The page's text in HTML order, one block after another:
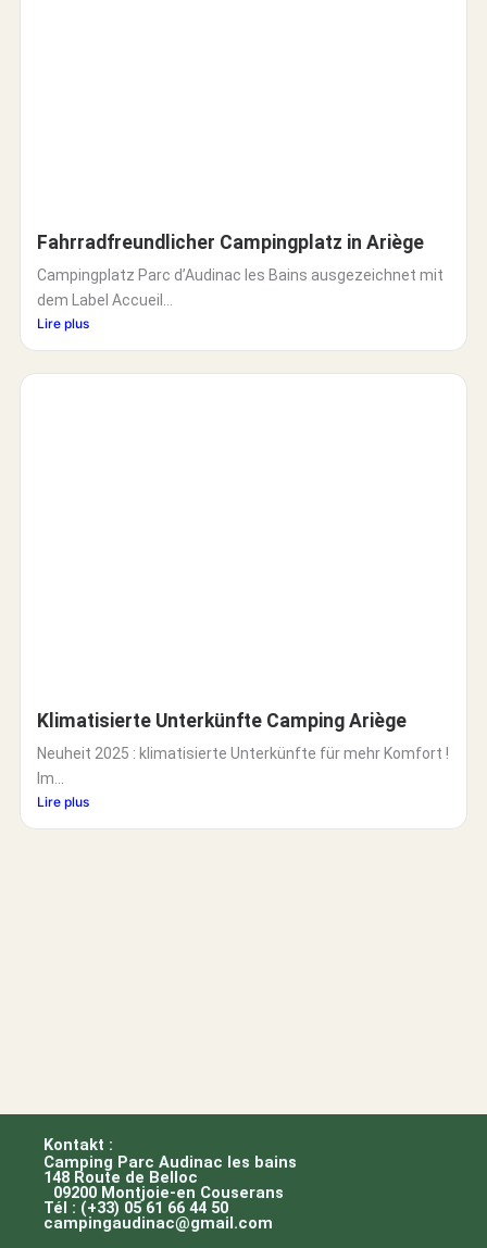
Fahrradfreundlicher Campingplatz in Ariège
Campingplatz Parc d’Audinac les Bains ausgezeichnet mit
dem Label Accueil...
Lire plus
Klimatisierte Unterkünfte Camping Ariège
Neuheit 2025 : klimatisierte Unterkünfte für mehr Komfort !
Im...
Lire plus
Kontakt :
Camping Parc Audinac les bains
148 Route de Belloc
09200 Montjoie-en Couserans
Tél : (+33) 05 61 66 44 50
campingaudinac@gmail.com